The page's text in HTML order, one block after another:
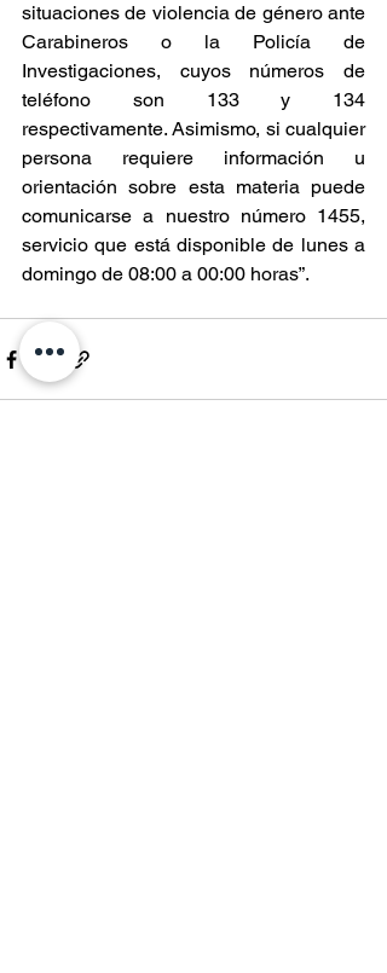
situaciones de violencia de género ante
Carabineros o la Policía de
Investigaciones, cuyos números de
teléfono son 133 y 134
respectivamente. Asimismo, si cualquier
persona requiere información u
orientación sobre esta materia puede
comunicarse a nuestro número 1455,
servicio que está disponible de lunes a
domingo de 08:00 a 00:00 horas”.